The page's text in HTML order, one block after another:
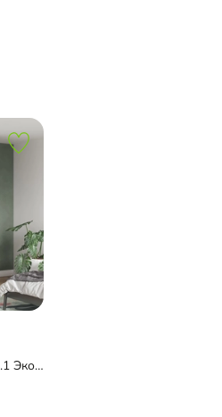
Распашной шкаф Лорэна-4.1 Эко с антресолью